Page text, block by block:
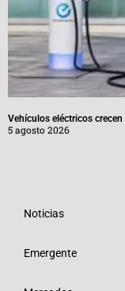
Vehículos eléctricos
5 agosto 2026
Noticias
Emergente